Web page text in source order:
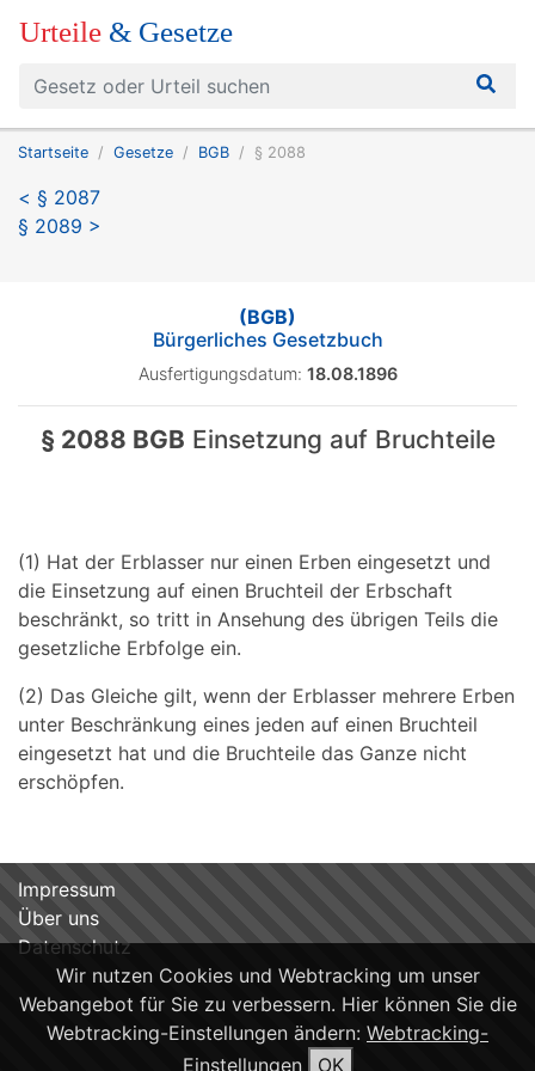
Urteile & Gesetze
Startseite Gesetze BGB § 2088
< § 2087
§ 2089 >
(BGB)
Bürgerliches Gesetzbuch
Ausfertigungsdatum: 18.08.1896
§ 2088 BGB Einsetzung auf Bruchteile
(1) Hat der Erblasser nur einen Erben eingesetzt und
die Einsetzung auf einen Bruchteil der Erbschaft
beschränkt, so tritt in Ansehung des übrigen Teils die
gesetzliche Erbfolge ein.
(2) Das Gleiche gilt, wenn der Erblasser mehrere Erben
unter Beschränkung eines jeden auf einen Bruchteil
eingesetzt hat und die Bruchteile das Ganze nicht
erschöpfen.
Wir nutzen Cookies und Webtracking um unser
Webangebot für Sie zu verbessern. Hier können Sie die
Webtracking-Einstellungen ändern: Webtracking-
Einstellungen
OK
Impressum
Über uns
Datenschutz